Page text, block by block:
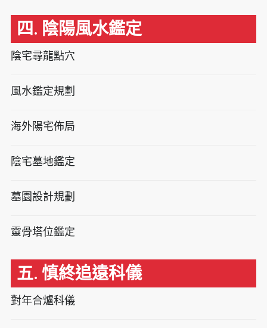
四. 陰陽風水鑑定
陰宅尋龍點穴
風水鑑定規劃
海外陽宅佈局
陰宅墓地鑑定
墓園設計規劃
靈骨塔位鑑定
五. 慎終追遠科儀
對年合爐科儀